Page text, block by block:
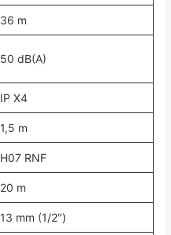
36 m
50 dB(A)
IP X4
1,5 m
H07 RNF
20 m
13 mm (1/2″)